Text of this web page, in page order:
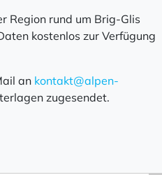
Region rund um Brig-Glis
kostenlos zur Verfügung
an kontakt@alpen-
zugesendet.